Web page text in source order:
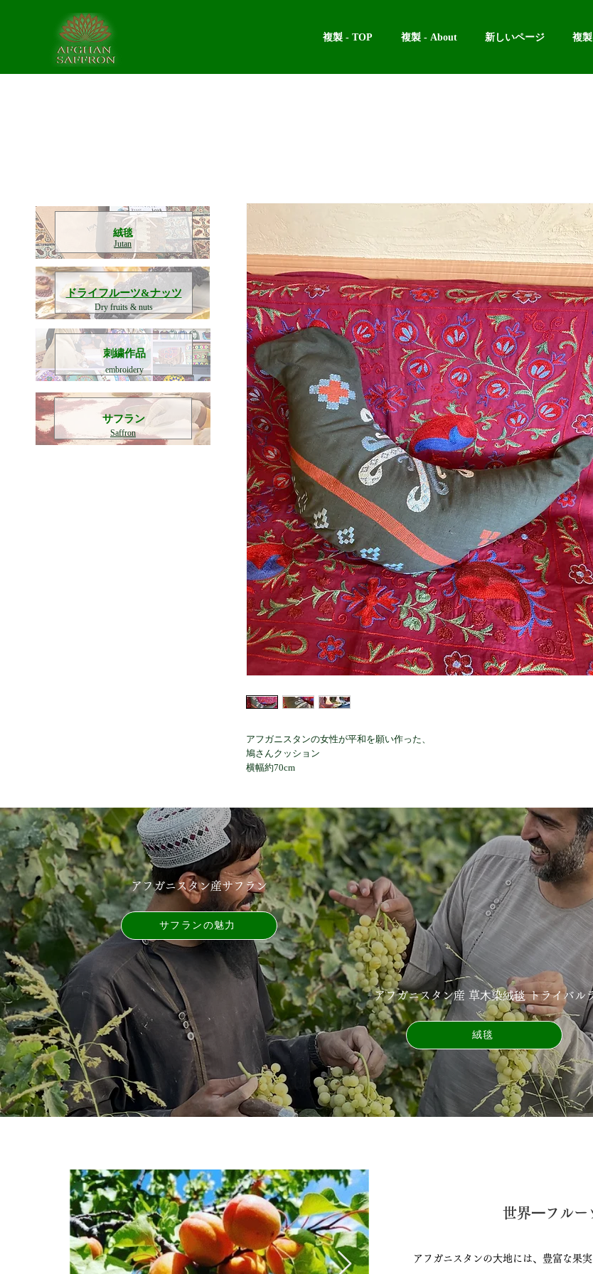
複製 - TOP 複製 - About 新しいページ 複製
​絨毯
Jutan
​ドライフルーツ&ナッツ
Dry fruits & nuts
刺繍作品
embroidery
​サフラン
Saffron
アフガニスタンの女性が平和を願い作った、
鳩さんクッション
横幅約70cm
アフガニスタン産サフラン
サフランの魅力
アフガニスタン産 草⽊染絨毯 トライバル
絨毯
世界⼀フルー
アフガニスタンの⼤地には、豊富な果